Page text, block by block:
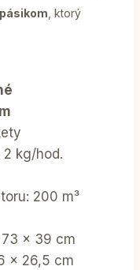
, ktorý
2 kg/hod.
200 m³
73 x 39 cm
x 26,5 cm